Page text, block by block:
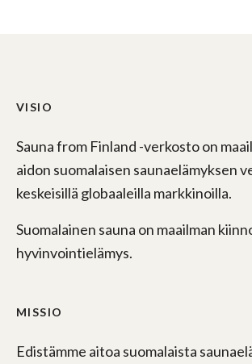
VISIO
Sauna from Finland -verkosto on
aidon suomalaisen saunaelämyksen
keskeisillä globaaleilla markkinoilla.
Suomalainen sauna on maailman
hyvinvointielämys.
MISSIO
Edistämme aitoa suomalaista